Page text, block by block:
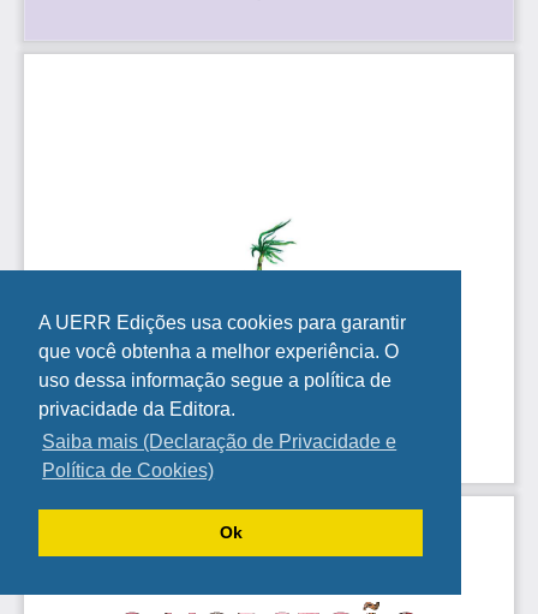
A UERR Edições usa cookies para garantir
que você obtenha a melhor experiência. O
uso dessa informação segue a política de
privacidade da Editora.
Saiba mais (Declaração de Privacidade e
Política de Cookies)
Ok